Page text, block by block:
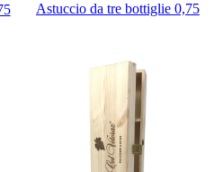
Astuccio da tre bottiglie 0,75